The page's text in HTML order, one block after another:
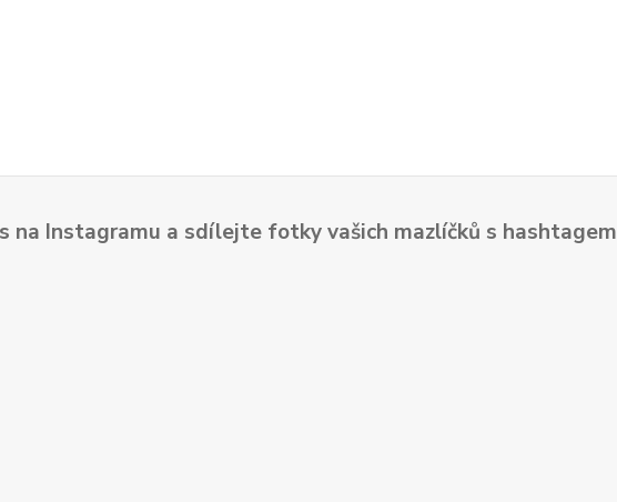
na Instagramu a sdílejte fotky vašich mazlíčků s hashtagem